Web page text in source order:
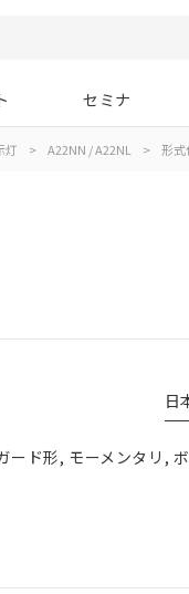
セミナ
灯 > A22NN / A22NL > 形式
日
ド形, モーメンタリ,